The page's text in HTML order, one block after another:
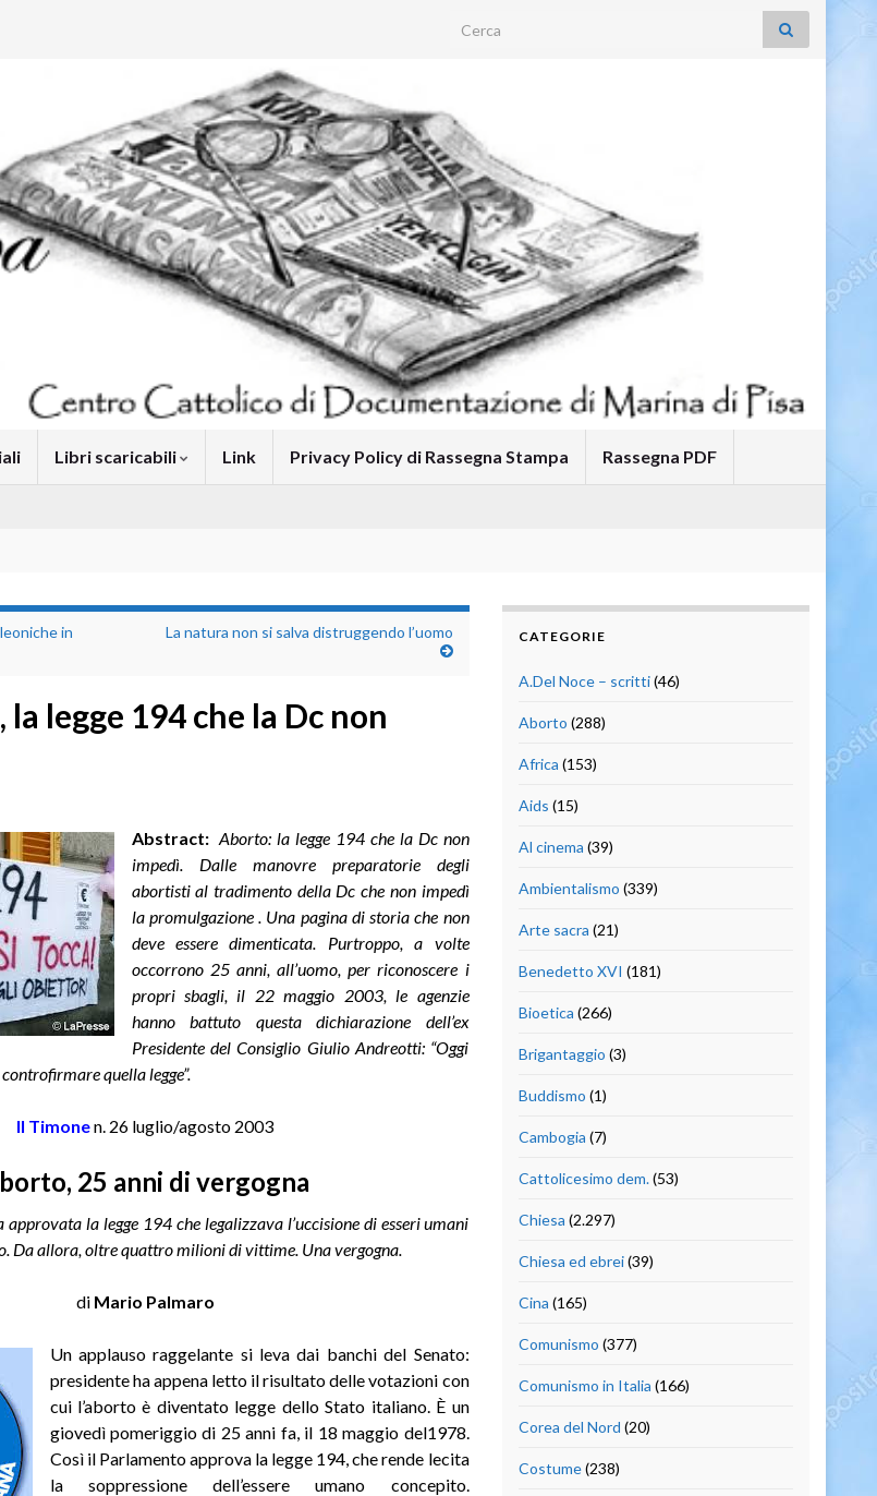
Search for:
Libri scaricabili Link Privacy Policy di Rassegna Stampa Rassegna PDF
in
La natura non si salva distruggendo l’uomo
legge 194 che la Dc non
Abstract:Aborto: la legge 194 che la Dc non
impedì
Dalle manovre preparatorie degli
abortisti al tradimento della Dc che non impedì
la promulgazione . Una pagina di storia che non
deve essere dimenticata. Purtroppo, a volte
occorrono 25 anni, all’uomo, per riconoscere i
propri sbagli, il 22 maggio 2003, le agenzie
hanno battuto questa dichiarazione dell’ex
Presidente del Consiglio Giulio Andreotti: “Oggi
quella legge”.
Il Timonen. 26 luglio/agosto 2003
25 anni di vergogna
la legge 194 che legalizzava l’uccisione di esseri umani
Da allora, oltre quattro milioni di vittime. Una vergogna.
di Mario Palmaro
Un applauso raggelante si leva dai banchi del Senato:
presidente ha appena letto il risultato delle votazioni con
cui l’aborto è diventato legge dello Stato italiano. È un
giovedì pomeriggio di 25 anni fa, il 18 maggio del1978.
Così il Parlamento approva la legge 194, che rende lecita
la soppressione dell’essere umano concepito.
CATEGORIE
A.Del Noce – scritti(46)
Aborto (288)
Africa (153)
Aids (15)
Al cinema (39)
Ambientalismo (339)
Arte sacra (21)
Benedetto XVI (181)
Bioetica (266)
Brigantaggio (3)
Buddismo (1)
Cambogia (7)
Cattolicesimo dem.(53)
Chiesa (2.297)
Chiesa ed ebrei(39)
Cina (165)
Comunismo (377)
Comunismo in Italia (166)
Corea del Nord (20)
Costume(238)